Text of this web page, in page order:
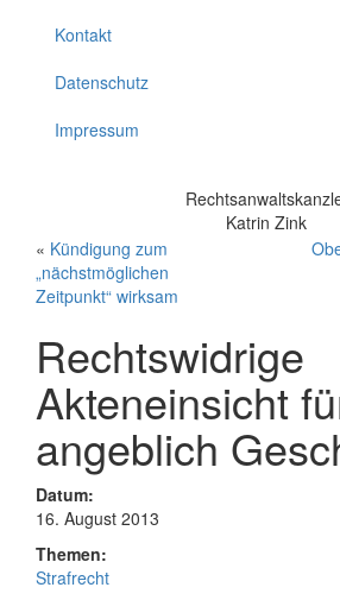
Kontakt
Datenschutz
Impressum
Katrin Zink
« Kündigung zum
„nächstmöglichen
Zeitpunkt“ wirksam
Rechtswidrige
Akteneinsicht
angeblich
Datum:
16. August 2013
Themen:
Strafrecht